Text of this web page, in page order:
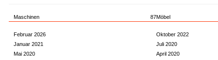
Maschinen 87Möbel
Februar 2026
Oktober 2022
Januar 2021
Juli 2020
Mai 2020
April 2020